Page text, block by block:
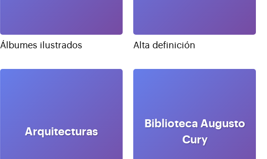
Álbumes ilustrados Alta definición
Arquitecturas
Biblioteca Augusto
Cury